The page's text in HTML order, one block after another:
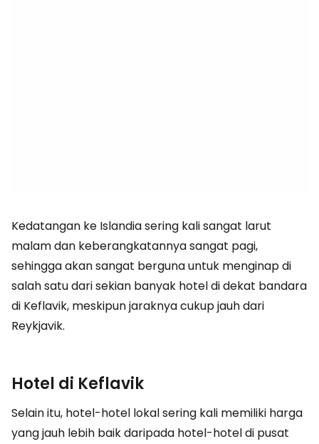
Kedatangan ke Islandia sering kali sangat larut
malam dan keberangkatannya sangat pagi,
sehingga akan sangat berguna untuk menginap di
salah satu dari sekian banyak hotel di dekat bandara
di Keflavik, meskipun jaraknya cukup jauh dari
Reykjavik.
Hotel di Keflavik
Selain itu, hotel-hotel lokal sering kali memiliki harga
yang jauh lebih baik daripada hotel-hotel di pusat